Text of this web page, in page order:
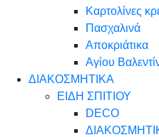
Καρτολίνες
Πασχαλινά
Αποκριάτικα
Αγίου
ΔΙΑΚΟΣΜΗΤΙΚΑ
ΕΙΔΗ ΣΠΙΤΙΟΥ
DECO